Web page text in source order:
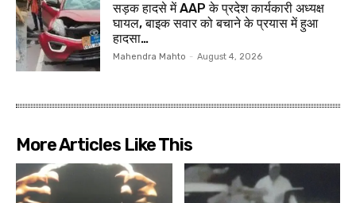
सड़क हादसे में AAP के प्रदेश कार्यकारी अध्यक्ष
घायल, बाइक सवार को बचाने के प्रयास में हुआ
हादसा…
Mahendra Mahto - August 4, 2026
More Articles Like This